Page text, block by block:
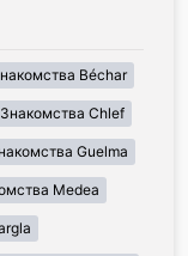
Béchar
Знакомства Chlef
Guelma
Medea